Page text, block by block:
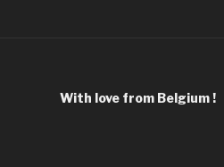
With love from Belgium !